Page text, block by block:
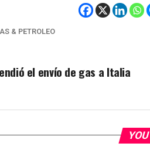
& PETROLEO
el envío de gas a Italia